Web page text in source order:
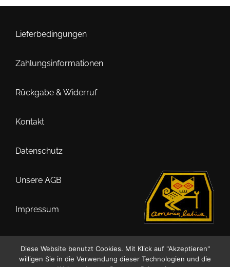
Lieferbedingungen
Zahlungsinformationen
Rückgabe & Widerruf
Kontakt
Datenschutz
Unsere AGB
Impressum
0
Diese Website benutzt Cookies. Mit Klick auf "Akzeptieren"
willigen Sie in die Verwendung dieser Technologien und die